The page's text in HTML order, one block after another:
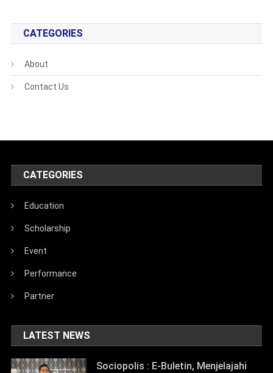
CATEGORIES
About
Contact Us
CATEGORIES
Education
Scholarship
Event
Performance
Partner
LATEST NEWS
Sociopolis : E-Buletin, Menjelajahi